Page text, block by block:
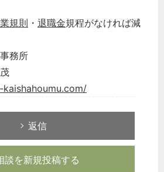
規則 ・ 退職金規程がなければ減
務所
返信
談を新規投稿する